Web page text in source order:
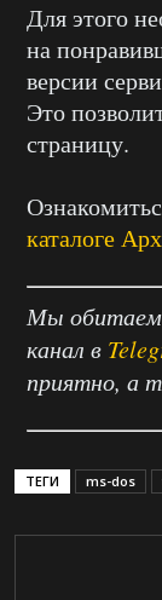
Для этого
на
версии
Это
страницу.
каталоге
Мы
канал в
приятно, а
ТЕГИ ms-dos